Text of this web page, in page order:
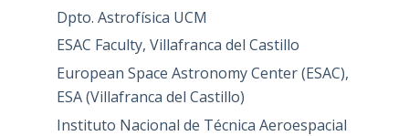
Dpto. Astrofísica UCM
ESAC Faculty, Villafranca del Castillo
European Space Astronomy Center (ESAC),
ESA (Villafranca del Castillo)
Instituto Nacional de Técnica Aeroespacial